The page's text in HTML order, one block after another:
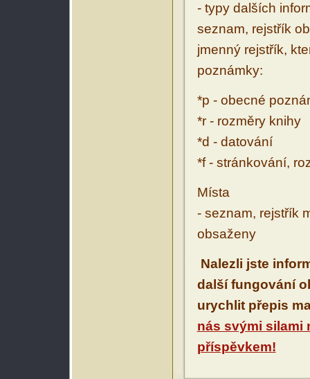
- typy dalších
seznam, rejstřík
jmenný rejstřík,
poznámky:
*p - obecné
*r - rozměry knihy
*d - datování
*f - stránkování,
Místa
- seznam, rejstřík
obsaženy
Nalezli jste
další fungování
urychlit přepis
nás svými silami
příspěvkem!